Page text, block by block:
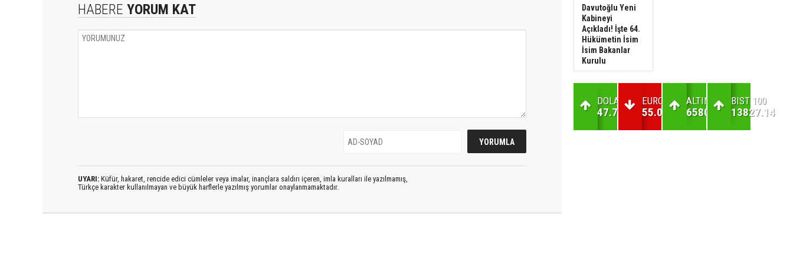
HABERE YORUM KAT
UYARI: Küfür, hakaret, rencide edici cümleler veya imalar, inançlara saldırı içeren, imla kuralları ile yazılmamış,
Türkçe karakter kullanılmayan ve büyük harflerle yazılmış yorumlar onaylanmamaktadır.
Davutoğlu Yeni
Kabineyi
Açıkladı! İşte 64.
Hükümetin İsim
İsim Bakanlar
Kurulu
DOLAR
47.7
EURO
55.01
ALTIN
6580.32
BIST 100
13827.14